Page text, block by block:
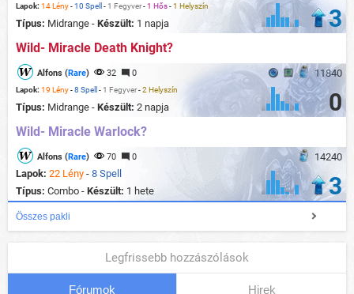
Lapok: 14 Lény-10 Spell - 1 Fegyver-1 Hős-1 Helyszín
Típus: Midrange - Készült: 1 napja 3
Wild- Miracle Death Knight?
11840
Alfons (Rare) 32 0
Lapok: 19 Lény-8 Spell - 1 Fegyver-2 Helyszín
Típus: Midrange - Készült: 2 napja 0
Wild- Miracle Warlock?
14240
Alfons (Rare) 70 0
Lapok: 22 Lény - 8 Spell
Típus: Combo - Készült: 1 hete 3
Összes pakli
Legfrissebb hozzászólások
Fórumok Hirek